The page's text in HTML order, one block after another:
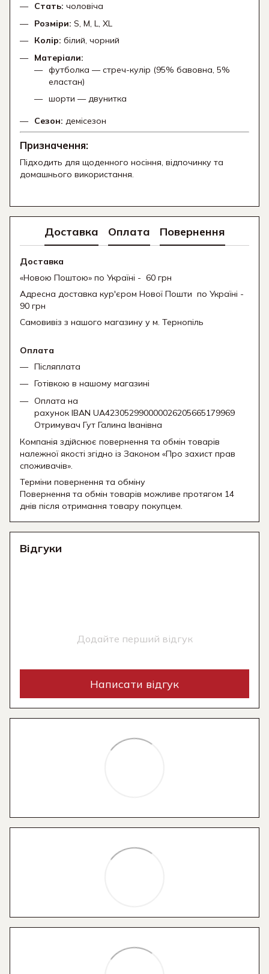
Стать: чоловіча
Розміри: S, M, L, XL
Колір: білий, чорний
Матеріали:
футболка — стреч-кулір (95% бавовна, 5%
еластан)
шорти — двунитка
Сезон: демісезон
Призначення:
Підходить для щоденного носіння, відпочинку та
домашнього використання.
Доставка Оплата Повернення
Доставка
«Новою Поштою» по Україні - 60 грн
Адресна доставка кур'єром Нової Пошти по Україні -
90 грн
Самовивіз з нашого магазину у м. Тернопіль
Оплата
Післяплата
Готівкою в нашому магазині
Оплата на
рахунок IBAN UA423052990000026205665179969
Отримувач Гут Галина Іванівна
Компанія здійснює повернення та обмін товарів
належної якості згідно із Законом «Про захист прав
споживачів».
Терміни повернення та обміну
Повернення та обмін товарів можливе протягом 14
днів після отримання товару покупцем.
Відгуки
Додайте перший відгук
Написати відгук